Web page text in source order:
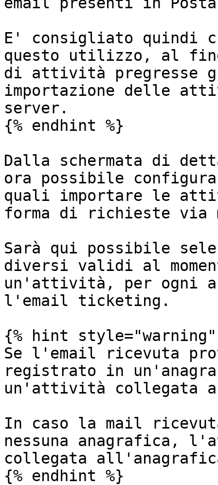
E' consigliato quindi
questo utilizzo, al
di attività pregresse
importazione delle
server.
{% endhint %}
Dalla schermata di
ora possibile
quali importare le
forma di richieste via
Sarà qui possibile
diversi validi al
un'attività, per ogni
l'email ticketing.
{% hint style="warning"
Se l'email ricevuta
registrato in
un'attività collegata a
In caso la mail
nessuna anagrafica,
collegata
{% endhint %}